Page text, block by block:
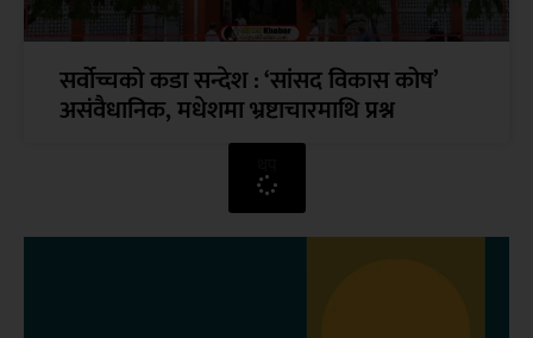
सर्वोच्चको कडा सन्देश : ‘सांसद विकास कोष’
असंवैधानिक, मधेशमा भ्रष्टाचारमाथि प्रश्न